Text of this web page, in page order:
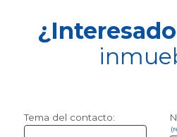
¿Interesado
Tema del contacto: